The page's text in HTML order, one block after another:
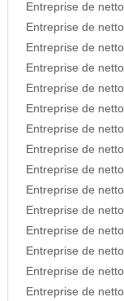
Entreprise de
Entreprise de
Entreprise de
Entreprise de
Entreprise de
Entreprise de
Entreprise de
Entreprise de
Entreprise de
Entreprise de
Entreprise de
Entreprise de
Entreprise de
Entreprise de
Entreprise de